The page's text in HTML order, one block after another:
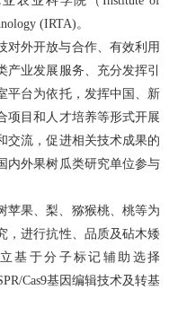
(IRTA)。
对外开放与合作、有效利用
业发展服务、充分发挥引
平台为依托，发挥中国、新
项目和人才培养等形式开展
交流，促进相关技术成果的
内外果树瓜类研究单位参与
苹果、梨、猕猴桃、桃等为
，进行抗性、品质及砧木矮
基于分子标记辅助选择
Cas9基因编辑技术及转基